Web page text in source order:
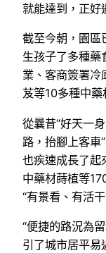
就能達到，正好
截至今朝，園區
生孩子了多種
業、客商簽署冷
芨等10多種中藥
從曩昔“好天一
路，抬腳上客車
也疾速成長了起
中藥材蒔植等
“有景看、有活
“便捷的路況為
引了城市居平易